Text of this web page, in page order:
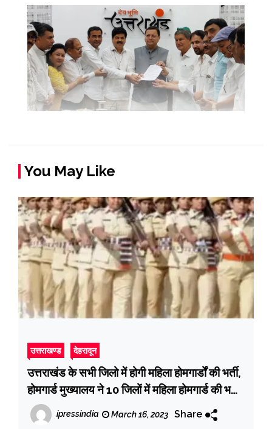
You May Like
उत्तराखण्ड देहरादून
उत्तराखंड के सभी जिलो में होगी महिला होमगार्डों की भर्ती,
होमगार्ड मुख्यालय ने 10 जिलों में महिला होमगार्ड की भर्ती
करने का आदेश किया जारी
ipressindia March 16, 2023 Share